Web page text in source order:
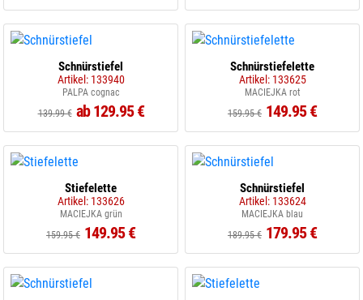
Schnürstiefel
Artikel: 133940
PALPA cognac
139.99 € ab 129.95 €
Schnürstiefelette
Artikel: 133625
MACIEJKA rot
159.95 € 149.95 €
Stiefelette
Artikel: 133626
MACIEJKA grün
159.95 € 149.95 €
Schnürstiefel
Artikel: 133624
MACIEJKA blau
189.95 € 179.95 €